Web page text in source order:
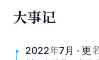
大事记
2022年7月 · 更